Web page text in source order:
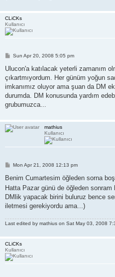
CLiCKs
Kullanıcı
P
s
Sun Apr 20, 2008 5:05 pm
Ulucon'a katılacak yeterli zamanım
çıkartmıyordum. Her günüm yoğun
imkanımız oluyor ama şuan da DM
durumda. DM konusunda yardım
grubumuzca...
mathius
Kullanıcı
P
s
Mon Apr 21, 2008 12:13 pm
Benim Cumartesim öğleden sorna boş
Hatta Pazar günü de öğleden sonram
DMlik yapacak birini buluruz bence
iletmesi gerekiyordu ama...)
Last edited by mathius on Sat May 03, 2008
CLiCKs
Kullanıcı